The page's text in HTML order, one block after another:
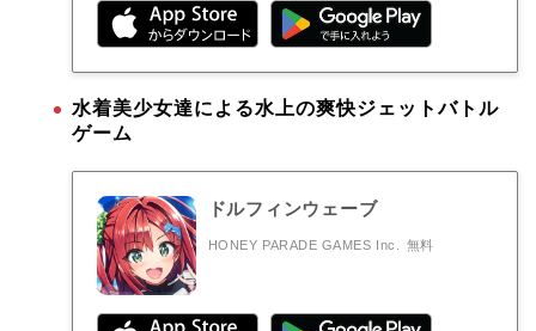
水着美少女達による水上の爽快ジェットバトル
ゲーム
ドルフィンウェーブ
HONEY PARADE GAMES Inc. 無料